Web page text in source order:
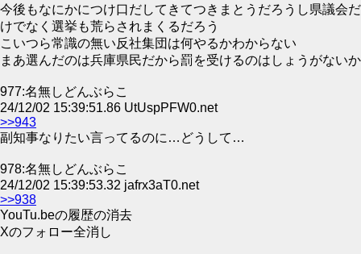
今後もなにかにつけ口だしてきてつきまとうだろうし県議会だ
けでなく選挙も荒らされまくるだろう
こいつら常識の無い反社集団は何やるかわからない
まあ選んだのは兵庫県民だから罰を受けるのはしょうがないか
977:名無しどんぶらこ
24/12/02 15:39:51.86 UtUspPFW0.net
>>943
副知事なりたい言ってるのに…どうして…
978:名無しどんぶらこ
24/12/02 15:39:53.32 jafrx3aT0.net
>>938
YouTu.beの履歴の消去
Xのフォロー全消し